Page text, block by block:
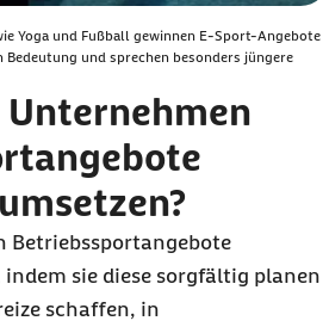
Yoga und Fußball gewinnen E-Sport-Angebote
und sprechen besonders jüngere
Unternehmen
Betriebssportangebote
sie diese sorgfältig planen
schaffen, in